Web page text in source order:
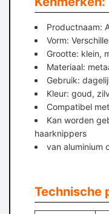
Productnaam:
Vorm:
Grootte: klein,
Materiaal:
Gebruik:
Kleur: goud,
Compatibel
Kan worden
haarknippers
van aluminium
Technische